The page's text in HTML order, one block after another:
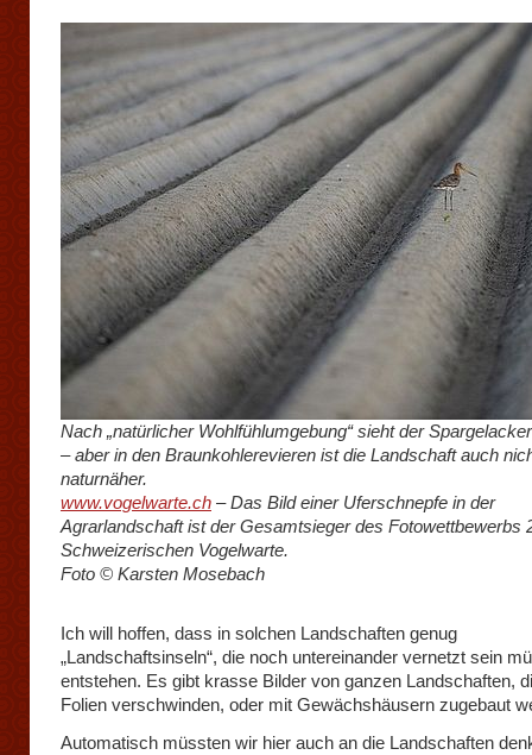
Nach „natürlicher Wohlfühlumgebung“ sieht der
– aber in den Braunkohlerevieren ist die Landschaft auch
naturnäher.
www.vogelwarte.ch – Das Bild einer Uferschnepfe in der
Agrarlandschaft ist der Gesamtsieger des Fotowettbewerbs
Schweizerischen Vogelwarte.
Foto © Karsten Mosebach
Ich will hoffen, dass in solchen Landschaften genug
„Landschaftsinseln“, die noch untereinander vernetzt sein
entstehen. Es gibt krasse Bilder von ganzen Landschaften,
Folien verschwinden, oder mit Gewächshäusern zugebaut
Automatisch müssten wir hier auch an die Landschaften